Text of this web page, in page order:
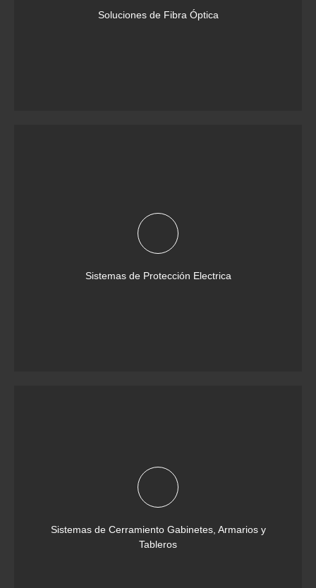
Soluciones de Fibra Óptica
Sistemas de Protección Electrica
Sistemas de Cerramiento Gabinetes, Armarios y
Tableros